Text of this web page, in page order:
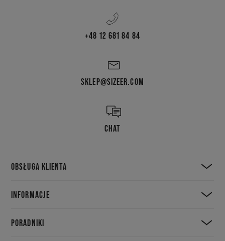
+48 12 681 84 84
SKLEP@SIZEER.COM
CHAT
OBSŁUGA KLIENTA
INFORMACJE
PORADNIKI